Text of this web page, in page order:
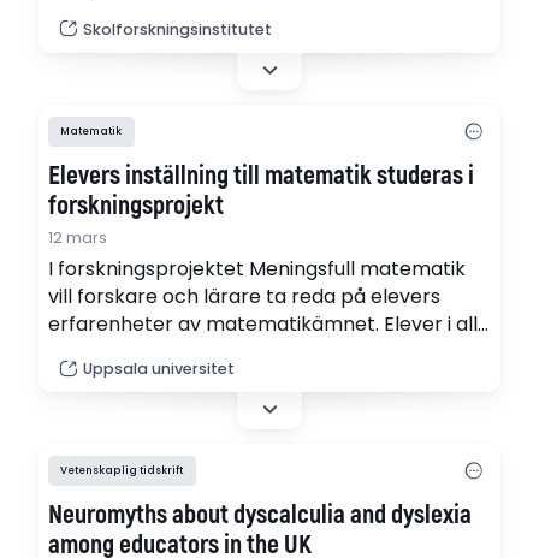
syfte att främja elevers kunskaper om
rationella tal, med fokus på elever som
matematikutveckling (pdf).
Skolforskningsinstitutet
Matematik
Elevers inställning till matematik studeras i
forskningsprojekt
12 mars
I forskningsprojektet Meningsfull matematik
vill forskare och lärare ta reda på elevers
erfarenheter av matematikämnet. Elever i alla
trean i gymnasiet. Studien väcker frågor om
den matematikundervisning som skolan
Uppsala universitet
Vetenskaplig tidskrift
Neuromyths about dyscalculia and dyslexia
among educators in the UK